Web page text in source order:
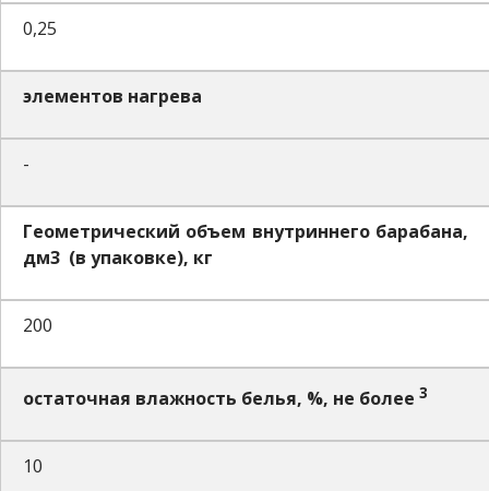
0,25
элементов нагрева
-
Геометрический объем внутриннего барабана,
дм3 (в упаковке), кг
200
остаточная влажность белья, %, не более 3
10